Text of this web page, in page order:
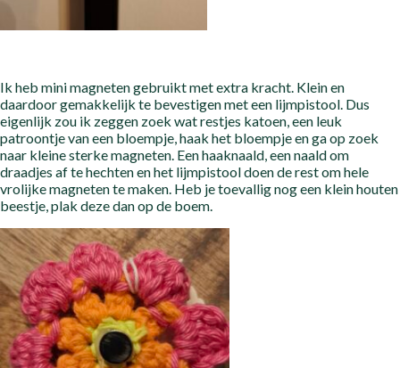
Ik heb mini magneten gebruikt met extra kracht. Klein en
daardoor gemakkelijk te bevestigen met een lijmpistool. Dus
eigenlijk zou ik zeggen zoek wat restjes katoen, een leuk
patroontje van een bloempje, haak het bloempje en ga op zoek
naar kleine sterke magneten. Een haaknaald, een naald om
draadjes af te hechten en het lijmpistool doen de rest om hele
vrolijke magneten te maken. Heb je toevallig nog een klein houten
beestje, plak deze dan op de boem.